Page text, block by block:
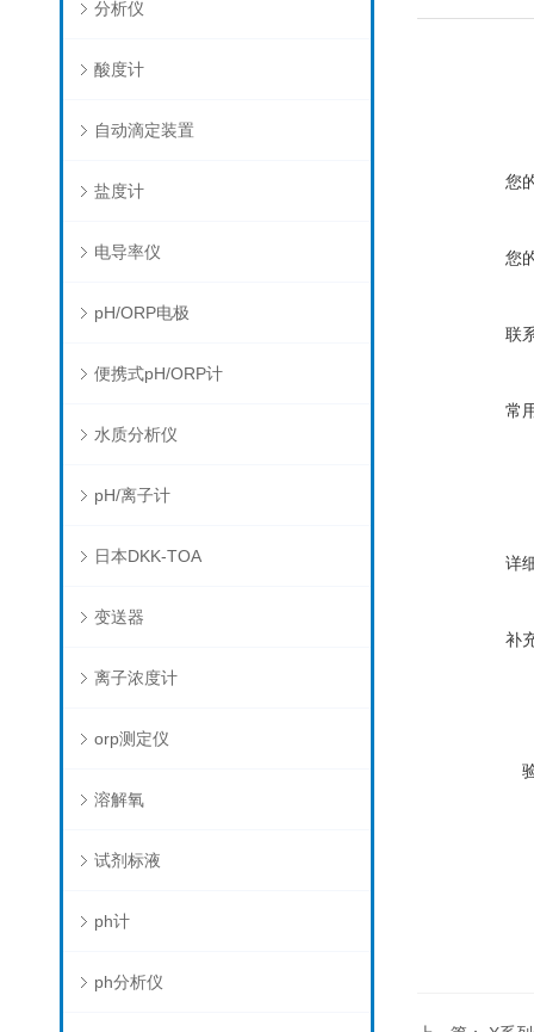
分析仪
酸度计
自动滴定装置
盐度计
电导率仪
pH/ORP电极
便携式pH/ORP计
水质分析仪
pH/离子计
日本DKK-TOA
变送器
离子浓度计
orp测定仪
溶解氧
试剂标液
ph计
ph分析仪
您
您
联
常
详
补